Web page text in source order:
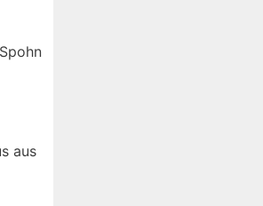
aus